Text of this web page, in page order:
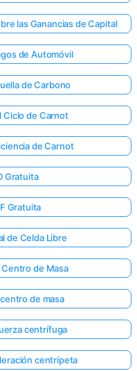
las Ganancias de Capital
de Automóvil
de Carbono
Ciclo de Carnot
de Carnot
Gratuita
Gratuita
de Celda Libre
de Masa
de masa
centrífuga
centrípeta